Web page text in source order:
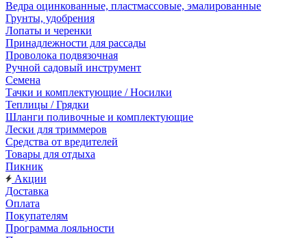
Ведра оцинкованные, пластмассовые, эмалированные
Грунты, удобрения
Лопаты и черенки
Принадлежности для рассады
Проволока подвязочная
Ручной садовый инструмент
Семена
Тачки и комплектующие / Носилки
Теплицы / Грядки
Шланги поливочные и комплектующие
Лески для триммеров
Средства от вредителей
Товары для отдыха
Пикник
Акции
Доставка
Оплата
Покупателям
Программа лояльности